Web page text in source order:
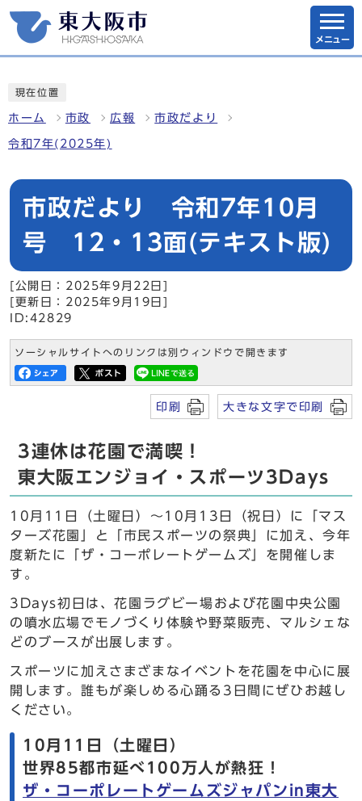
メニュー
現在位置
ホーム 市政 広報 市政だより
令和7年(2025年)
市政だより 令和7年10月
号 12・13面(テキスト版)
[公開日：2025年9月22日]
[更新日：2025年9月19日]
ID:42829
ソーシャルサイトへのリンクは別ウィンドウで開きます
印刷 大きな文字で印刷
3連休は花園で満喫！
東大阪エンジョイ・スポーツ3Days
10月11日（土曜日）～10月13日（祝日）に「マス
ターズ花園」と「市民スポーツの祭典」に加え、今年
度新たに「ザ・コーポレートゲームズ」を開催しま
す。
3Days初日は、花園ラグビー場および花園中央公園
の噴水広場でモノづくり体験や野菜販売、マルシェな
どのブースが出展します。
スポーツに加えさまざまなイベントを花園を中心に展
開します。誰もが楽しめる心踊る3日間にぜひお越し
ください。
10月11日（土曜日）
世界85都市延べ100万人が熱狂！
ザ・コーポレートゲームズジャパンin東大